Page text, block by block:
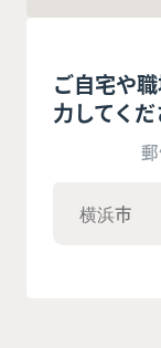
ご自宅や
力してく